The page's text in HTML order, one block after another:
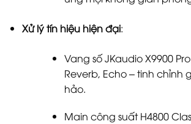
Xử lý tín hiệu hiện đại:
Vang số JKaudio X9900
Reverb, Echo – tinh chỉnh
hảo.
Main công suất H4800